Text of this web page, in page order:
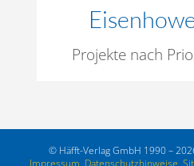
Projekte nach
© Häfft-Verlag GmbH 1990 –